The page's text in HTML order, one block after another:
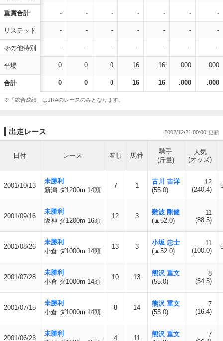
重賞合計
リステッド
その他特別
平場
合計
- - - - - - -
- - - - - - -
- - - - - - -
0 0 0 16 16 .000 .000
0 0 0 16 16 .000 .000
※「総合成績」はJRAのレースのみとなります。
出走レース 2002/12/21 00:00
日付 レース 着順 馬番
騎手
(斤量)
人気
(オッズ)
2001/10/13
未勝利
新潟 ダ1200m 14頭
7 1
古川 吉洋
(55.0)
12
(240.4)
2001/09/16
未勝利
阪神 ダ1200m 16頭
12 3
難波 剛健
(▲52.0)
11
(88.5)
2001/08/26
未勝利
小倉 ダ1000m 14頭
13 3
小坂 忠士
(▲52.0)
11
(100.0)
2001/07/28
未勝利
小倉 ダ1000m 14頭
10 13
熊沢 重文
(55.0)
8
(54.5)
2001/07/15
未勝利
小倉 ダ1000m 14頭
8 14
熊沢 重文
(55.0)
7
(16.4)
2001/06/23
未勝利
4 11
熊沢 重文
7